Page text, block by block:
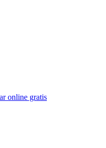
online gratis